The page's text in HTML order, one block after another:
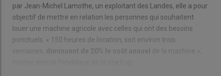
par Jean-Michel Lamothe, un exploitant des Landes, elle a pour
objectif de mettre en relation les personnes qui souhaitent
louer une machine agricole avec celles qui ont des besoins
ponctuels. « 150 heures de location, soit environ trois